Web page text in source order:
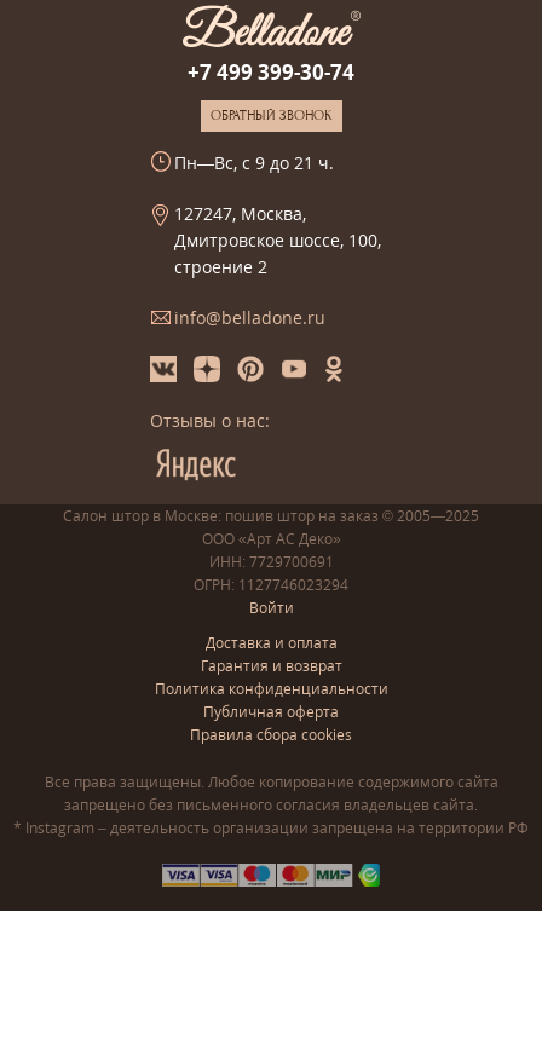
+7 499 399-30-74
ОБРАТНЫЙ ЗВОНОК
Пн—Вс, с 9 до 21 ч.
127247, Москва,
Дмитровское шоссе, 100,
строение 2
info@belladone.ru
Отзывы о нас:
Салон штор в Москве: пошив штор на заказ © 2005—2025
ООО «Арт АС Деко»
ИНН: 7729700691
ОГРН: 1127746023294
Войти
Доставка и оплата
Гарантия и возврат
Политика конфиденциальности
Публичная оферта
Правила сбора cookies
Все права защищены. Любое копирование содержимого сайта
запрещено без письменного согласия владельцев сайта.
* Instagram – деятельность организации запрещена на территории РФ